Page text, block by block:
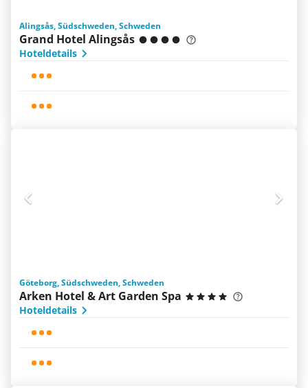
Alingsås, Südschweden, Schweden
Grand Hotel Alingsås
Hoteldetails
Göteborg, Südschweden, Schweden
Arken Hotel & Art Garden Spa
Hoteldetails